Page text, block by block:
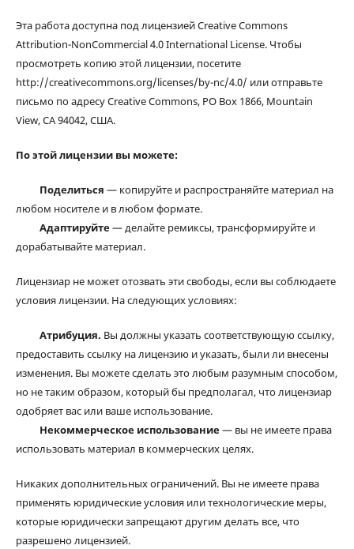
Эта работа доступна под лицензией Creative Commons
Attribution-NonCommercial 4.0 International License. Чтобы
просмотреть копию этой лицензии, посетите
http://creativecommons.org/licenses/by-nc/4.0/ или отправьте
письмо по адресу Creative Commons, PO Box 1866, Mountain
View, CA 94042, США.
По этой лицензии вы можете:
Поделиться — копируйте и распространяйте материал на
любом носителе и в любом формате.
Адаптируйте— делайте ремиксы, трансформируйте и
дорабатывайте материал.
Лицензиар не может отозвать эти свободы, если вы соблюдаете
условия лицензии. На следующих условиях:
Атрибуция. Вы должны указать соответствующую ссылку,
предоставить ссылку на лицензию и указать, были ли внесены
изменения. Вы можете сделать это любым разумным способом,
но не таким образом, который бы предполагал, что лицензиар
одобряет вас или ваше использование.
Некоммерческое использование— вы не имеете права
использовать материал в коммерческих целях.
Никаких дополнительных ограничений. Вы не имеете права
применять юридические условия или технологические меры,
которые юридически запрещают другим делать все, что
разрешено лицензией.